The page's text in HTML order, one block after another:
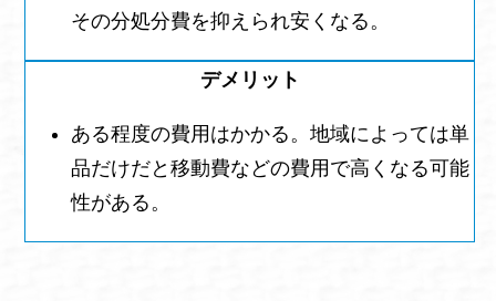
その分処分費を抑えられ安くなる。
ある程度の費用はかかる。地域によっては単
品だけだと移動費などの費用で高くなる可能
性がある。